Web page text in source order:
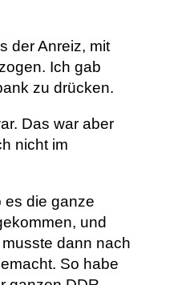
der Anreiz, mit
Ich gab
zu drücken.
Das war aber
nicht im
es die ganze
und
dann nach
So habe